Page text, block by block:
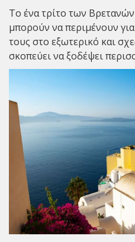
Το ένα τρίτο των
μπορούν να περιμένουν για
τους στο εξωτερικό και
σκοπεύει να ξοδέψει